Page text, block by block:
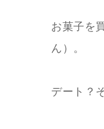
お菓子を
ん）。
デート？